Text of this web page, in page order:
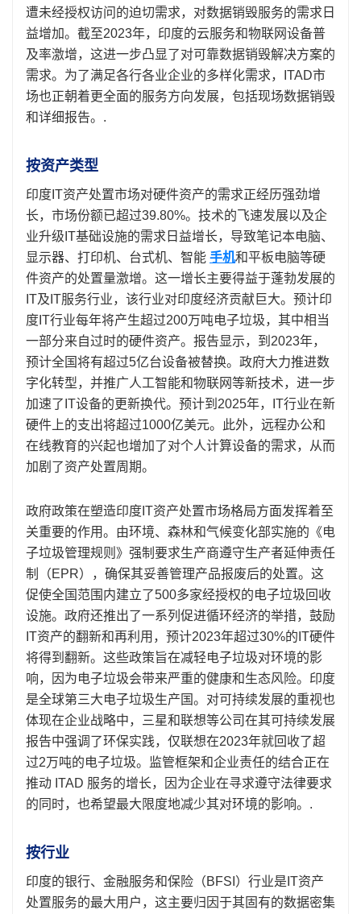
遭未经授权访问的迫切需求，对数据销毁服务的需求日
益增加。截至2023年，印度的云服务和物联网设备普
及率激增，这进一步凸显了对可靠数据销毁解决方案的
需求。为了满足各行各业企业的多样化需求，ITAD市
场也正朝着更全面的服务方向发展，包括现场数据销毁
和详细报告。.
按资产类型
印度IT资产处置市场对硬件资产的需求正经历强劲增
长，市场份额已超过39.80%。技术的飞速发展以及企
业升级IT基础设施的需求日益增长，导致笔记本电脑、
显示器、打印机、台式机、智能 手机和平板电脑等硬
件资产的处置量激增。这一增长主要得益于蓬勃发展的
IT及IT服务行业，该行业对印度经济贡献巨大。预计印
度IT行业每年将产生超过200万吨电子垃圾，其中相当
一部分来自过时的硬件资产。报告显示，到2023年，
预计全国将有超过5亿台设备被替换。政府大力推进数
字化转型，并推广人工智能和物联网等新技术，进一步
加速了IT设备的更新换代。预计到2025年，IT行业在新
硬件上的支出将超过1000亿美元。此外，远程办公和
在线教育的兴起也增加了对个人计算设备的需求，从而
加剧了资产处置周期。
政府政策在塑造印度IT资产处置市场格局方面发挥着至
关重要的作用。由环境、森林和气候变化部实施的《电
子垃圾管理规则》强制要求生产商遵守生产者延伸责任
制（EPR），确保其妥善管理产品报废后的处置。这
促使全国范围内建立了500多家经授权的电子垃圾回收
设施。政府还推出了一系列促进循环经济的举措，鼓励
IT资产的翻新和再利用，预计2023年超过30%的IT硬件
将得到翻新。这些政策旨在减轻电子垃圾对环境的影
响，因为电子垃圾会带来严重的健康和生态风险。印度
是全球第三大电子垃圾生产国。对可持续发展的重视也
体现在企业战略中，三星和联想等公司在其可持续发展
报告中强调了环保实践，仅联想在2023年就回收了超
过2万吨的电子垃圾。监管框架和企业责任的结合正在
推动 ITAD 服务的增长，因为企业在寻求遵守法律要求
的同时，也希望最大限度地减少其对环境的影响。.
按行业
印度的银行、金融服务和保险（BFSI）行业是IT资产
处置服务的最大用户，这主要归因于其固有的数据密集